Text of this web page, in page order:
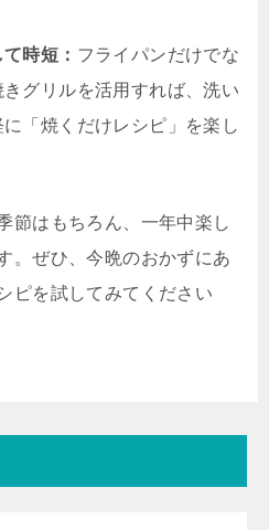
時短： フライパンだけでな
グリルを活用すれば、洗い
「焼くだけレシピ」を楽し
節はもちろん、一年中楽し
。ぜひ、今晩のおかずにあ
ピを試してみてください